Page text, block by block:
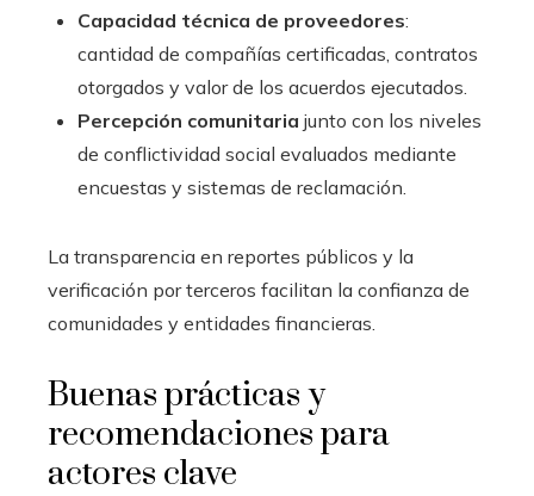
Capacidad técnica de proveedores:
cantidad de compañías certificadas, contratos
otorgados y valor de los acuerdos ejecutados.
Percepción comunitaria junto con los niveles
de conflictividad social evaluados mediante
encuestas y sistemas de reclamación.
La transparencia en reportes públicos y la
verificación por terceros facilitan la confianza de
comunidades y entidades financieras.
Buenas prácticas y
recomendaciones para
actores clave